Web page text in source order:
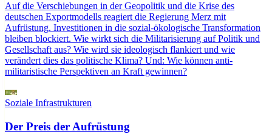
Auf die Verschiebungen in der Geopolitik und die Krise des
deutschen Exportmodells reagiert die Regierung Merz mit
Aufrüstung. Investitionen in die sozial-ökologische Transformation
bleiben blockiert. Wie wirkt sich die Militarisierung auf Politik und
Gesellschaft aus? Wie wird sie ideologisch flankiert und wie
verändert dies das politische Klima? Und: Wie können anti-
militaristische Perspektiven an Kraft gewinnen?
Soziale Infrastrukturen
Der Preis der Aufrüstung